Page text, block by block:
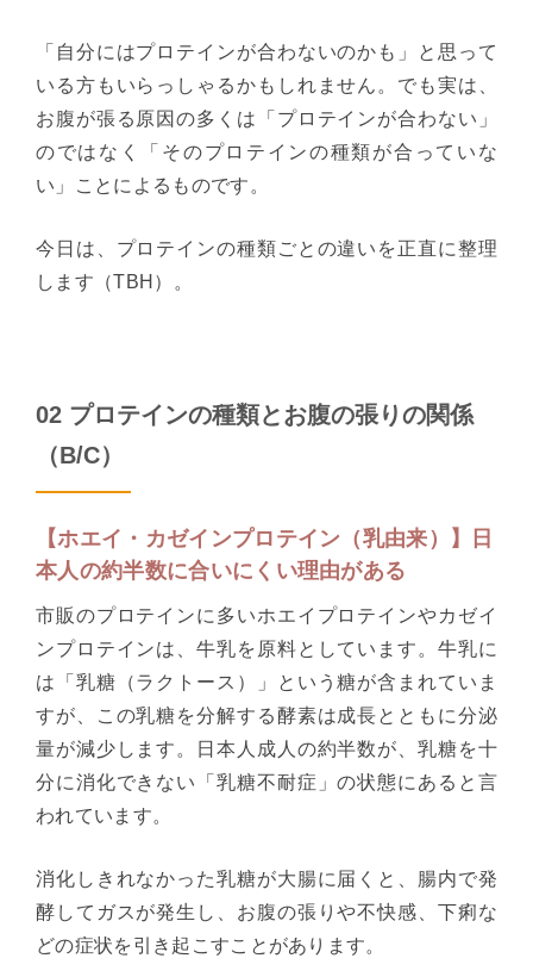
「自分にはプロテインが合わないのかも」と思って
いる方もいらっしゃるかもしれません。でも実は、
お腹が張る原因の多くは「プロテインが合わない」
のではなく「そのプロテインの種類が合っていな
い」ことによるものです。
今日は、プロテインの種類ごとの違いを正直に整理
します（TBH）。
02 プロテインの種類とお腹の張りの関係
（B/C）
【ホエイ・カゼインプロテイン（乳由来）】日
本人の約半数に合いにくい理由がある
市販のプロテインに多いホエイプロテインやカゼイ
ンプロテインは、牛乳を原料としています。牛乳に
は「乳糖（ラクトース）」という糖が含まれていま
すが、この乳糖を分解する酵素は成長とともに分泌
量が減少します。日本人成人の約半数が、乳糖を十
分に消化できない「乳糖不耐症」の状態にあると言
われています。
消化しきれなかった乳糖が大腸に届くと、腸内で発
酵してガスが発生し、お腹の張りや不快感、下痢な
どの症状を引き起こすことがあります。